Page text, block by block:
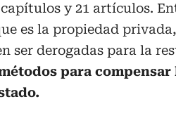
y 21 artículos.
es la propiedad
ser derogadas para la
para compensar